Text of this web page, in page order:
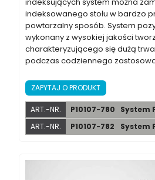
indeksowanego stołu w bardzo
powtarzalny sposób. System
wykonany z wysokiej jakości
charakteryzującego się dużą
podczas codziennego
ZAPYTAJ O PRODUKT
ART.-NR. P10107-780
System
ART.-NR.
P10107-782 System